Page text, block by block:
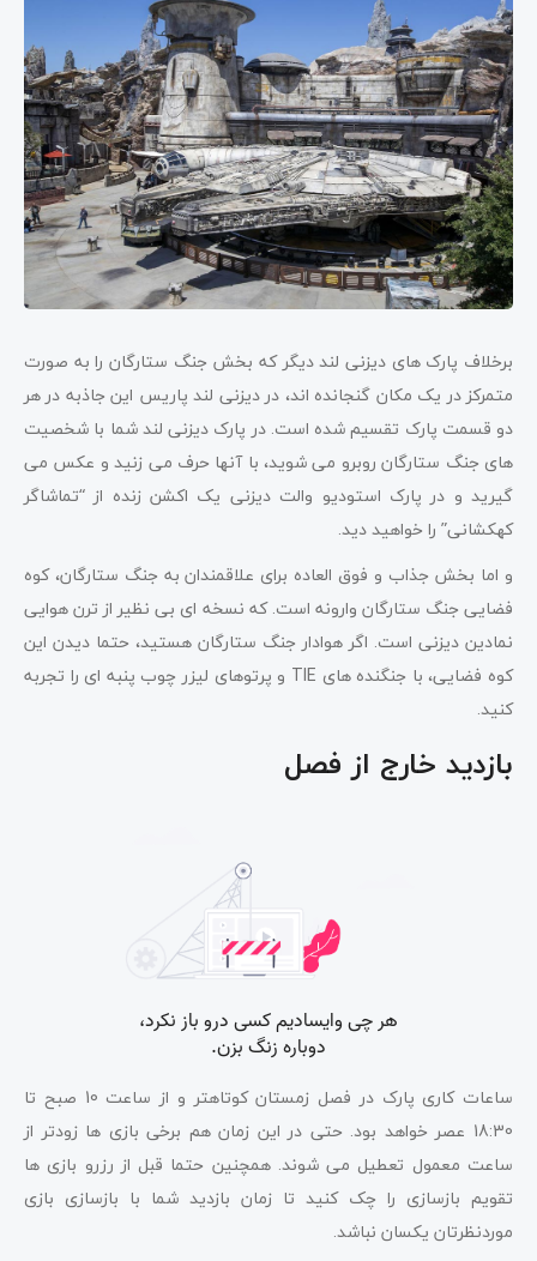
برخلاف پارک های دیزنی لند دیگر که بخش جنگ ستارگان را به صورت
متمرکز در یک مکان گنجانده اند، در دیزنی لند پاریس این جاذبه در هر
دو قسمت پارک تقسیم شده است. در پارک دیزنی لند شما با شخصیت
های جنگ ستارگان روبرو می شوید، با آنها حرف می زنید و عکس می
گیرید و در پارک استودیو والت دیزنی یک اکشن زنده از “تماشاگر
کهکشانی” را خواهید دید.
و اما بخش جذاب و فوق العاده برای علاقمندان به جنگ ستارگان، کوه
فضایی جنگ ستارگان وارونه است. که نسخه ای بی نظیر از ترن هوایی
نمادین دیزنی است. اگر هوادار جنگ ستارگان هستید، حتما دیدن این
کوه فضایی، با جنگنده های TIE و پرتوهای لیزر چوب پنبه ای را تجربه
کنید.
بازدید خارج از فصل
ساعات کاری پارک در فصل زمستان کوتاهتر و از ساعت 10 صبح تا
18:30 عصر خواهد بود. حتی در این زمان هم برخی بازی ها زودتر از
ساعت معمول تعطیل می شوند. همچنین حتما قبل از رزرو بازی ها
تقویم بازسازی را چک کنید تا زمان بازدید شما با بازسازی بازی
موردنظرتان یکسان نباشد.